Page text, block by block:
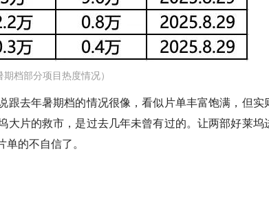
期档部分项目热度情况）
跟去年暑期档的情况很像，看似片单丰富饱满，但实
大片的救市，是过去几年未曾有过的。让两部好莱坞
的不自信了。